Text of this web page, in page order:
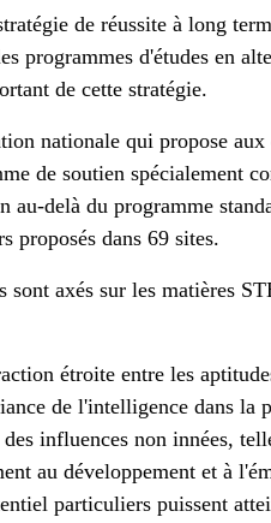
de réussite à long
programmes d'études en
de cette stratégie.
nationale qui propose aux
de soutien spécialement
au-delà du programme
proposés dans 69 sites.
sont axés sur les matières
étroite entre les
de l'intelligence dans la
influences non innées,
au développement et à
particuliers puissent